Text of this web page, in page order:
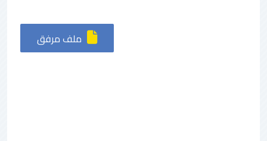
ملف مرفق